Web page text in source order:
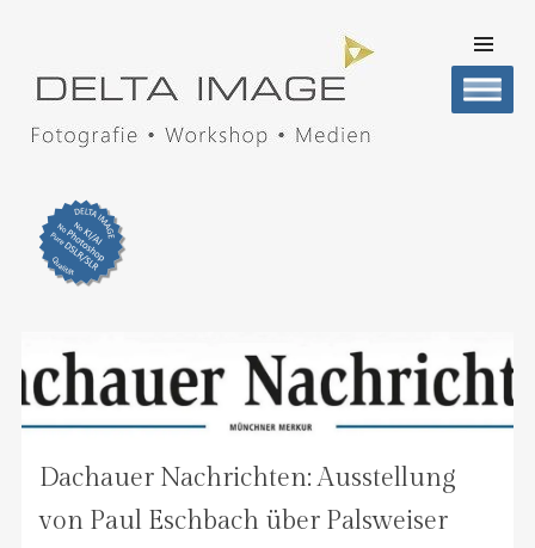
CONTENT
Dachauer Nachrichten: Ausstellung
von Paul Eschbach über Palsweiser